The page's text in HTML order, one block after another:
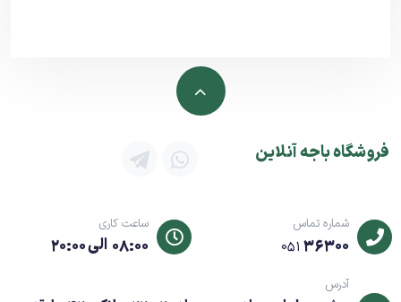
فروشگاه باجه آنلاین
شماره تماس
051 36300
ساعت کاری
08:00 الی 20:00
آدرس